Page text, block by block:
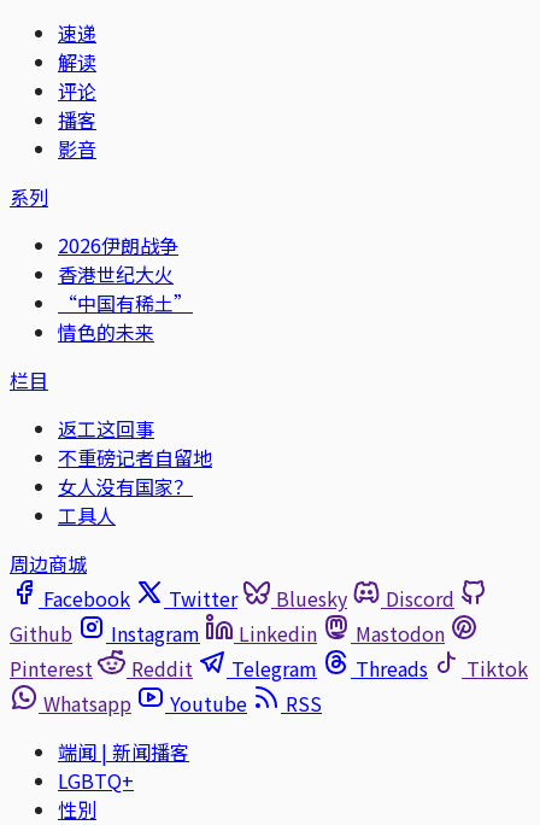
速递
解读
评论
播客
影音
系列
2026伊朗战争
香港世纪大火
“中国有稀土”
情色的未来
栏目
返工这回事
不重磅记者自留地
女人没有国家？
工具人
周边商城
Facebook
Twitter Bluesky
Discord
Github
Instagram Linkedin
Mastodon
Pinterest
Reddit Telegram Threads
Tiktok
Whatsapp
Youtube
RSS
端闻 | 新闻播客
LGBTQ+
性別